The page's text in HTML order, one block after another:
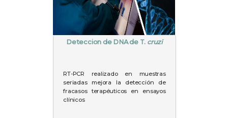
Deteccion de DNA de T. cruzi
RT-PCR realizado en muestras
seriadas mejora la detección de
fracasos terapéuticos en ensayos
clínicos